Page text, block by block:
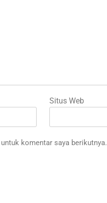
Situs Web
komentar saya berikutnya.